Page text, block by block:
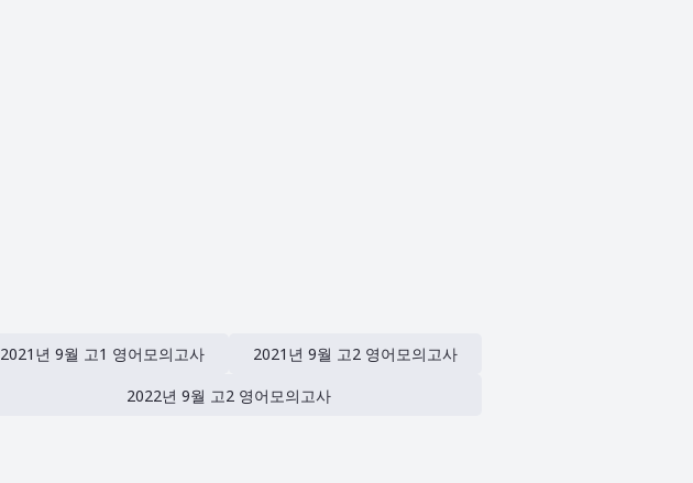
2021년 9월 고1 영어모의고사
2021년 9월 고2 영어모의고사
2022년 9월 고2 영어모의고사